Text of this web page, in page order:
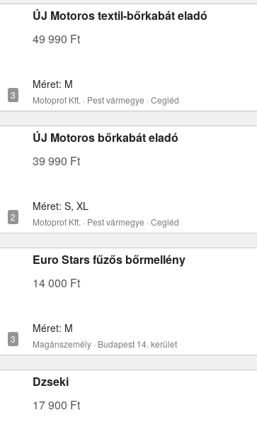
ÚJ Motoros textil-bőrkabát eladó
49 990 Ft
Méret: M
Motoprof Kft. · Pest vármegye · Cegléd
ÚJ Motoros bőrkabát eladó
39 990 Ft
Méret: S, XL
Motoprof Kft. · Pest vármegye · Cegléd
Euro Stars fűzős bőrmellény
14 000 Ft
Méret: M
Magánszemély · Budapest 14. kerület
Dzseki
17 900 Ft